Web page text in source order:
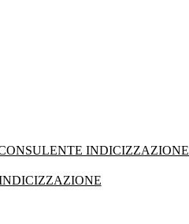
INDICIZZAZIONE